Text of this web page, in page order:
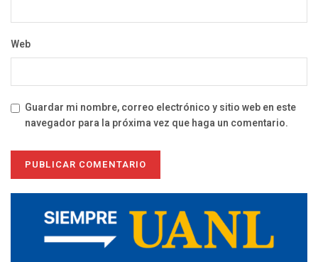
Web
Guardar mi nombre, correo electrónico y sitio web en este
navegador para la próxima vez que haga un comentario.